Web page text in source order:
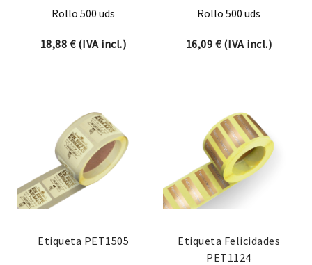
Rollo 500 uds
18,88 €(IVA incl.)
Rollo 500 uds
16,09 €(IVA incl.)
Etiqueta PET1505
Etiqueta Felicidades
PET1124